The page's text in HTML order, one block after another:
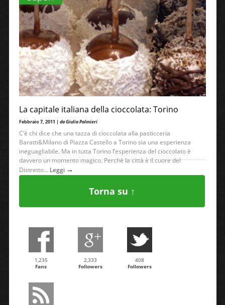
La capitale italiana della cioccolata: Torino
Febbraio 7, 2011 | da Giulia Palmieri
C’è chi dice che una tazza di cioccolata alla pasticceria
Baratti&Milano di Piazza Castello a Torino sia una esperienza
ineguagliabile. Ma in tutta Torino l’esperienza del cioccolato è
davvero un momento magico. Perché la città è il cuore del
Distretto... Leggi →
Torna su ↑
1,235
Fans
2,333
Followers
408
Followers